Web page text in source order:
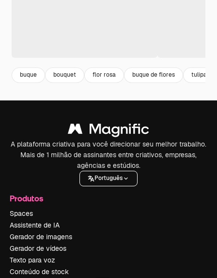
buque bouquet flor rosa buque de flores tulipa
A plataforma criativa para você direcionar seu melhor trabalho.
Mais de 1 milhão de assinantes entre criativos, empresas,
agências e estúdios.
Português
Produtos
Spaces
Assistente de IA
Gerador de imagens
Gerador de vídeos
Texto para voz
Conteúdo de stock